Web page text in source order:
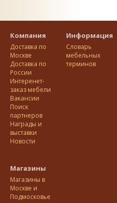
Компания
Доставка по
Москве
Доставка по
Росcии
Интеренет-
заказ мебели
Вакансии
Поиск
партнеров
Награды и
выставки
Новости
Магазины
Магазины в
Москве и
Подмосковье
Информация
Словарь
мебельных
терминов